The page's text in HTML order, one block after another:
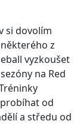
si dovolím
z
vyzkoušet
na Red
od
a středu od